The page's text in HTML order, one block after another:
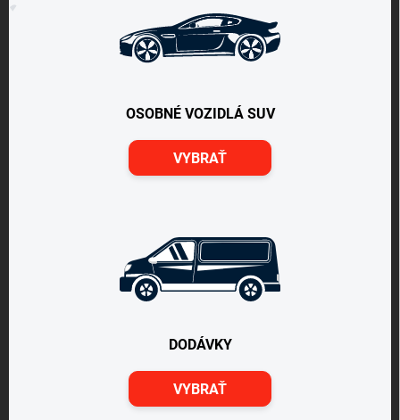
OSOBNÉ VOZIDLÁ SUV
VYBRAŤ
DODÁVKY
VYBRAŤ